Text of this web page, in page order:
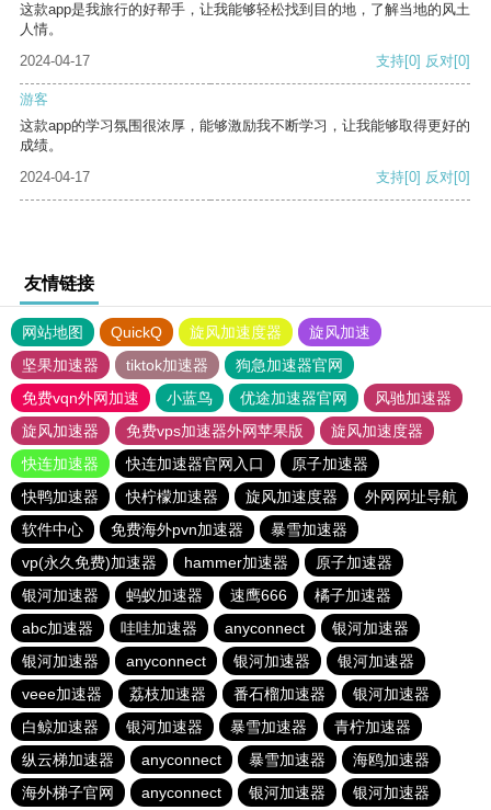
这款app是我旅行的好帮手，让我能够轻松找到目的地，了解当地的风土
人情。
2024-04-17
支持[0] 反对[0]
游客
这款app的学习氛围很浓厚，能够激励我不断学习，让我能够取得更好的
成绩。
2024-04-17
支持[0] 反对[0]
友情链接
网站地图 QuickQ 旋风加速度器
旋风加速
坚果加速器
tiktok加速器
狗急加速器官网
免费vqn外网加速
小蓝鸟 优途加速器官网
风驰加速器
旋风加速器
免费vps加速器外网苹果版
旋风加速度器
快连加速器
快连加速器官网入口
原子加速器
快鸭加速器
快柠檬加速器 旋风加速度器
外网网址导航
软件中心
免费海外pvn加速器
暴雪加速器
vp(永久免费)加速器
hammer加速器
原子加速器
银河加速器
蚂蚁加速器 速鹰666
橘子加速器
abc加速器
哇哇加速器 anyconnect
银河加速器
银河加速器
anyconnect 银河加速器
银河加速器
veee加速器
荔枝加速器 番石榴加速器
银河加速器
白鲸加速器
银河加速器 暴雪加速器
青柠加速器
纵云梯加速器
anyconnect 暴雪加速器
海鸥加速器
海外梯子官网
anyconnect 银河加速器 银河加速器